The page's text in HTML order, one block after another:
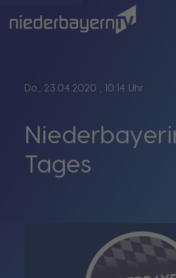
Do., 23.04.2020 , 10:14 Uhr
Tages